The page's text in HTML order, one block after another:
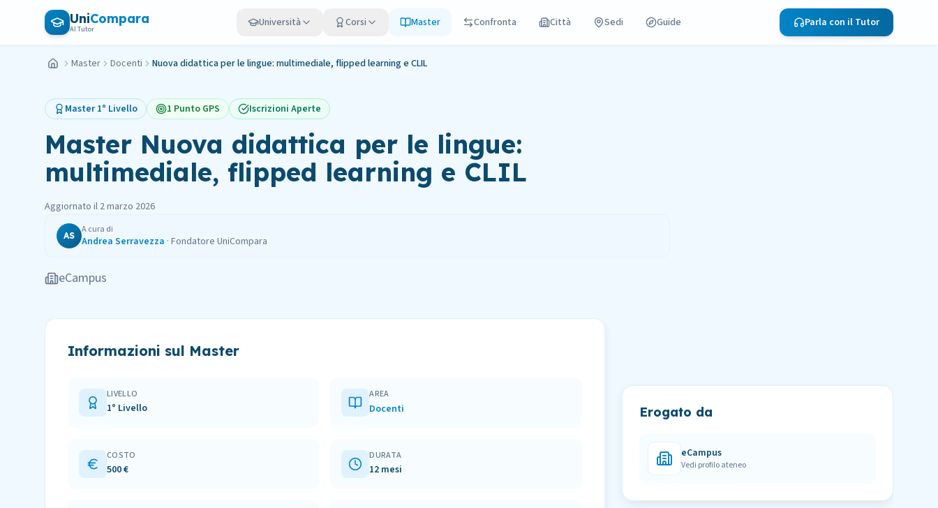
Vai al contenuto principale
UniCompara
AI Tutor Università Corsi Master Confronta Città Sedi Guide Parla con il Tutor
Home Master Docenti Nuova didattica per le lingue: multimediale, flipped learning e CLIL
Master1° Livello 1 Punto GPS Iscrizioni Aperte
Master Nuova didattica per le lingue:
multimediale, flipped learning e CLIL
Aggiornato il 2 marzo 2026
AS
A cura di
Andrea Serravezza · Fondatore UniCompara
eCampus
Informazioni sul Master
LIVELLO
1° Livello
AREA
Docenti
COSTO
500 €
DURATA
12 mesi
Erogato da
eCampus
Vedi profilo ateneo